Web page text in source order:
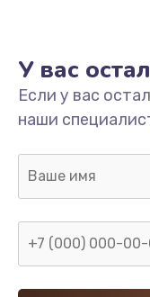
У вас
Если у вас
наши